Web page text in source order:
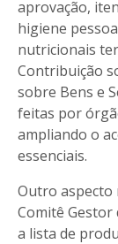
aprovação,
higiene
nutricionais
Contribuição
sobre Bens e
feitas por
ampliando o
essenciais.
Outro aspecto
Comitê Gestor
a lista de